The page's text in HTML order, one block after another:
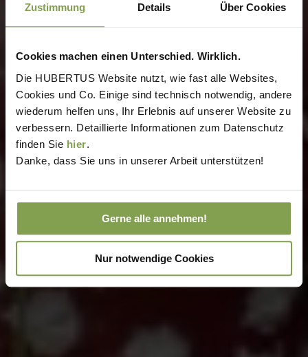
Zustimmung Details Über Cookies
Cookies machen einen Unterschied. Wirklich.
Die HUBERTUS Website nutzt, wie fast alle Websites,
Cookies und Co. Einige sind technisch notwendig, andere
wiederum helfen uns, Ihr Erlebnis auf unserer Website zu
verbessern. Detaillierte Informationen zum Datenschutz
finden Sie hier.
Danke, dass Sie uns in unserer Arbeit unterstützen!
Gerne alle annehmen!
Nur notwendige Cookies